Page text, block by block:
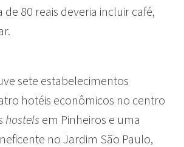
de 80 reais deveria incluir café,
sete estabelecimentos
hotéis econômicos no centro
hostels em Pinheiros e uma
no Jardim São Paulo,